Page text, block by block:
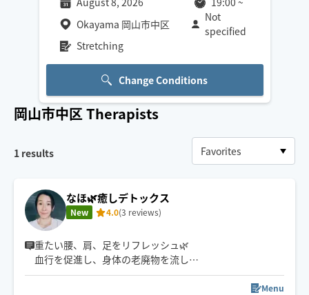
Okayama 岡山市中区
Not
specified
Stretching
Change Conditions
岡山市中区Therapists
1 results
なほ🌿癒しデトックス
New 4.0(3 reviews)
重たい腰、肩、足をリフレッシュ🌿
血行を促進し、身体の老廃物を流し
巡りをよくするお手伝いをさせていただきます☘️
Menu